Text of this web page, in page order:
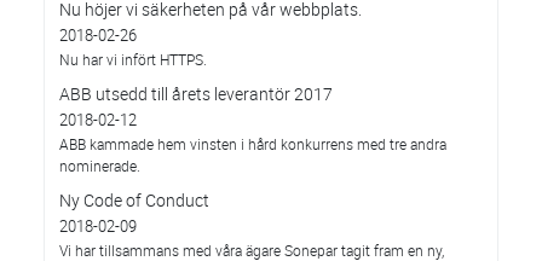
Nu höjer vi säkerheten på vår webbplats.
2018-02-26
Nu har vi infört HTTPS.
ABB utsedd till årets leverantör 2017
2018-02-12
ABB kammade hem vinsten i hård konkurrens med tre andra
nominerade.
Ny Code of Conduct
2018-02-09
Vi har tillsammans med våra ägare Sonepar tagit fram en ny,